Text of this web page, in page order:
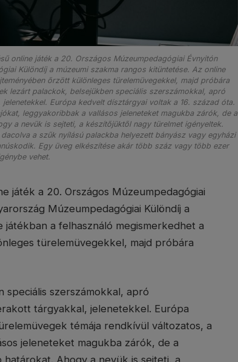
online játék a 20. Országos Múzeumpedagógiai Évnyitón
Különdíj a múzeumi szakma rangos kitüntetése. Az online
őrzött különleges türelemüvegekkel, majd próbára
lezárt palackok, belsejükben speciális szerszámokkal, apró
Európa kedvelt dísztárgyai voltak a 16. század óta.
leggyakoribbak a vallásos jeleneteket magukba zárók, de a
a nevük is sejteti, a készítőjüktől nagy türelmet igényeltek.
a szűk nyílású palackba helyezett bányász vagy egyházi
Egy üveg elkészítése akár több száz vagy több ezer
vehet.
játék a 20. Országos Múzeumpedagógiai
Múzeumpedagógiai Különdíj a
a felhasználó megismerkedhet a
türelemüvegekkel, majd próbára
szerszámokkal, apró
tárgyakkal, jelenetekkel. Európa
témája rendkívül változatos, a
jeleneteket magukba zárók, de a